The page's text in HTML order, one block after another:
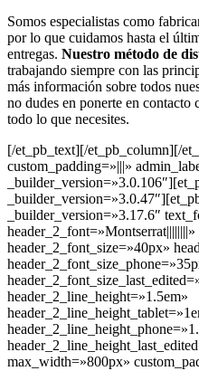
Somos especialistas como
por lo que cuidamos hasta el
entregas. Nuestro método de
trabajando siempre con las
más información sobre todos
no dudes en ponerte en contacto
todo lo que necesites.
[/et_pb_text][/et_pb_column][/
custom_padding=»|||»
_builder_version=»3.17.6″
header_2_font_size=»40px»
header_2_line_height=»1.5em»
max_width=»800px»